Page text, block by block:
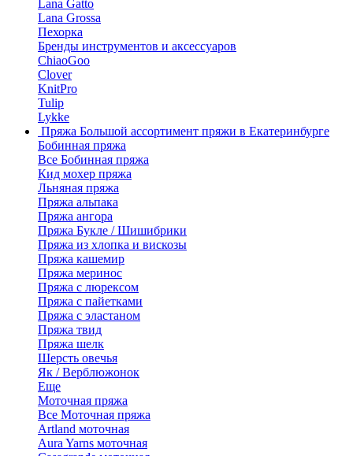
Lana Gatto
Lana Grossa
Пехорка
Бренды инструментов и аксессуаров
ChiaoGoo
Clover
KnitPro
Tulip
Lykke
Пряжа Большой ассортимент пряжи в Екатеринбурге
Бобинная пряжа
Все Бобинная пряжа
Кид мохер пряжа
Льняная пряжа
Пряжа альпака
Пряжа ангора
Пряжа Букле / Шишибрики
Пряжа из хлопка и вискозы
Пряжа кашемир
Пряжа меринос
Пряжа с люрексом
Пряжа с пайетками
Пряжа с эластаном
Пряжа твид
Пряжа шелк
Шерсть овечья
Як / Верблюжонок
Еще
Моточная пряжа
Все Моточная пряжа
Artland моточная
Aura Yarns моточная